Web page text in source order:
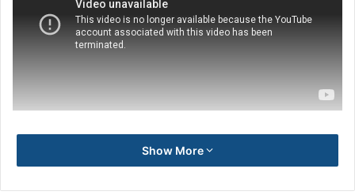
Show More